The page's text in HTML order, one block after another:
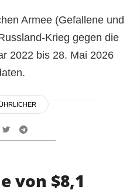
Armee (Gefallene und
Krieg gegen die
2022 bis 28. Mai 2026
von $8,1